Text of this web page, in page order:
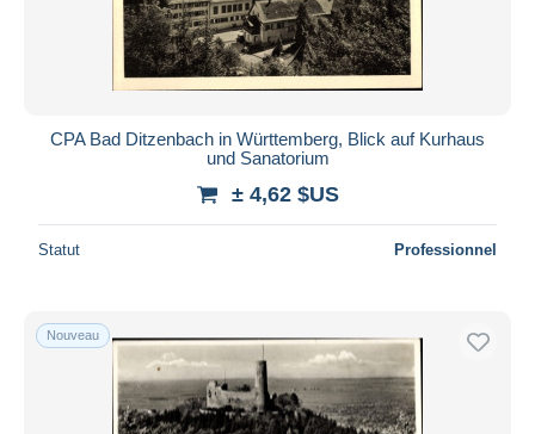
CPA Bad Ditzenbach in Württemberg, Blick auf Kurhaus
und Sanatorium
± 4,62 $US
Statut Professionnel
Nouveau